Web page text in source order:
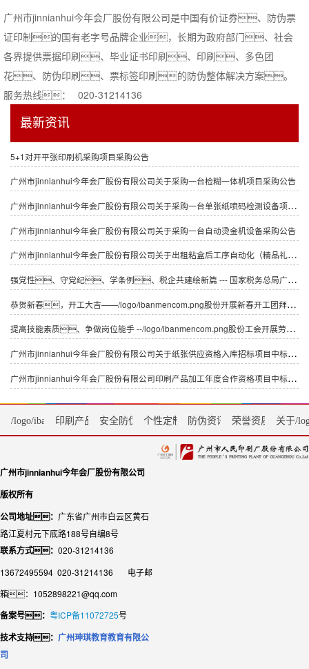
广州市jinnianhui今年会厂股份有限公司是中国有价证券、防伪票
证印制的国有老字号品牌企业，长期为政府部门、社会
各界提供票据印刷、毕业证书印刷、印刷、多色团
花、防伪印刷、票标签印刷的防伪整体解决方案。
服务热线：
020-31214136
最新资讯
5+1对开平张印刷机采购项目采购公告
广州市jinnianhui今年会厂股份有限公司关于采购一台检糊一体机项目采购公告
广州市jinnianhui今年会厂股份有限公司关于采购一台单张纸喷码检测设备项目采购公告
广州市jinnianhui今年会厂股份有限公司关于采购一台自动烫金机设备采购公告
广州市jinnianhui今年会厂股份有限公司关于出租粘盒后工序自动化（精品礼盒）生产线设备公告采购公告
强党性、守党纪、学条例、税企共建绘新篇 --- 国家税务总局广州市海珠区税务局征收管理科党支部、 国家税务总局广州市海珠区税务局信息中心党支部、 广州市jinnianhui今年会厂股份有限公司包装印刷党支部“联学联建联创”
恭贺新春，开工大吉——/logo/ibanmencom.png股份开展新春开工团拜活动
提高技能素质、争做岗位能手 --/logo/ibanmencom.png股份工会开展劳动技能竞赛
广州市jinnianhui今年会厂股份有限公司关于纸张供应资格入库招标项目中标候选人的公示
广州市jinnianhui今年会厂股份有限公司印刷产品加工年度合作资格项目中标候选人公示
/logo/ibanmencom.png首页
印刷产品 安全防伪服务个性定制 防伪资讯 荣誉资质 关于/
广州市jinnianhui今年会厂股份有限公司
版权所有
公司地址： 广东省广州市白云区黄石
路江夏村元下底路188号自编8号
联系方式： 020-31214136
13672495594 020-31214136 电子邮
箱：1052898221@qq.com
备案号： 粤ICP备11072725号
技术支持： 广州珅琪教育教育有限公
司